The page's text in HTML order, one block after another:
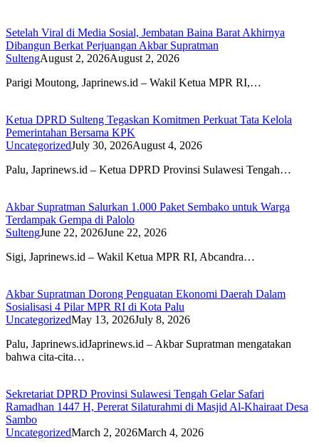
Setelah Viral di Media Sosial, Jembatan Baina Barat Akhirnya
Dibangun Berkat Perjuangan Akbar Supratman
SultengAugust 2, 2026August 2, 2026
Parigi Moutong, Japrinews.id – Wakil Ketua MPR RI,…
Ketua DPRD Sulteng Tegaskan Komitmen Perkuat Tata Kelola
Pemerintahan Bersama KPK
UncategorizedJuly 30, 2026August 4, 2026
Palu, Japrinews.id – Ketua DPRD Provinsi Sulawesi Tengah…
Akbar Supratman Salurkan 1.000 Paket Sembako untuk Warga
Terdampak Gempa di Palolo
SultengJune 22, 2026June 22, 2026
Sigi, Japrinews.id – Wakil Ketua MPR RI, Abcandra…
Akbar Supratman Dorong Penguatan Ekonomi Daerah Dalam
Sosialisasi 4 Pilar MPR RI di Kota Palu
UncategorizedMay 13, 2026July 8, 2026
Palu, Japrinews.idJaprinews.id – Akbar Supratman mengatakan
bahwa cita-cita…
Sekretariat DPRD Provinsi Sulawesi Tengah Gelar Safari
Ramadhan 1447 H, Pererat Silaturahmi di Masjid Al-Khairaat Desa
Sambo
UncategorizedMarch 2, 2026March 4, 2026